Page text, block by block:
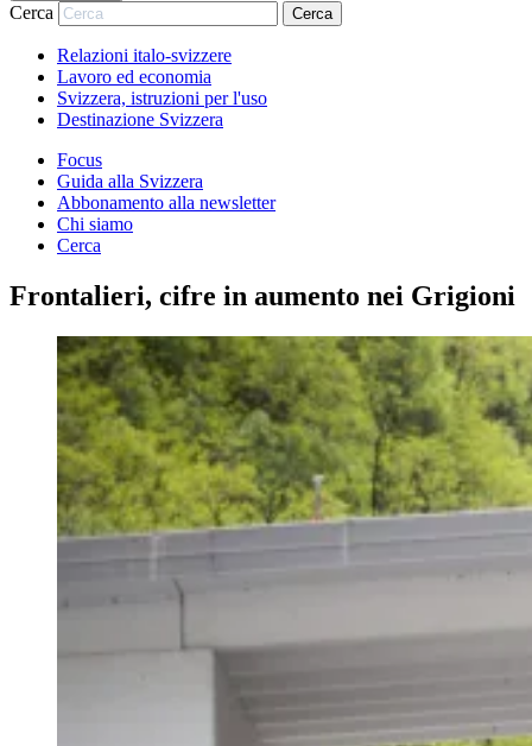
Cerca Cerca
Relazioni italo-svizzere
Lavoro ed economia
Svizzera, istruzioni per l'uso
Destinazione Svizzera
Focus
Guida alla Svizzera
Abbonamento alla newsletter
Chi siamo
Cerca
Frontalieri, cifre in aumento nei Grigioni